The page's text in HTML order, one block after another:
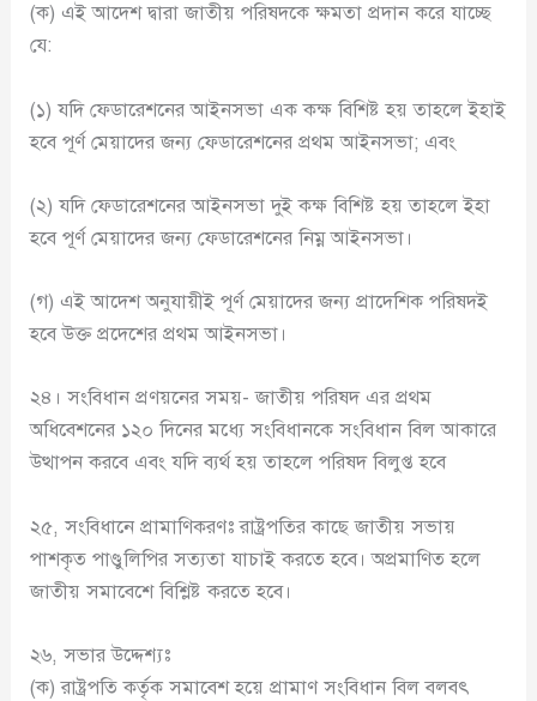
(ক) এই আদেশ দ্বারা জাতীয় পরিষদকে ক্ষমতা প্রদান করে যাচ্ছে
যে:
(১) যদি ফেডারেশনের আইনসভা এক কক্ষ বিশিষ্ট হয় তাহলে ইহাই
হবে পূর্ণ মেয়াদের জন্য ফেডারেশনের প্রথম আইনসভা; এবং
(২) যদি ফেডারেশনের আইনসভা দুই কক্ষ বিশিষ্ট হয় তাহলে ইহা
হবে পূর্ণ মেয়াদের জন্য ফেডারেশনের নিম্ন আইনসভা।
(গ) এই আদেশ অনুযায়ীই পূর্ণ মেয়াদের জন্য প্রাদেশিক পরিষদই
হবে উক্ত প্রদেশের প্রথম আইনসভা।
২৪। সংবিধান প্রণয়নের সময়- জাতীয় পরিষদ এর প্রথম
অধিবেশনের ১২০ দিনের মধ্যে সংবিধানকে সংবিধান বিল আকারে
উত্থাপন করবে এবং যদি ব্যর্থ হয় তাহলে পরিষদ বিলুপ্ত হবে
২৫, সংবিধানে প্রামাণিকরণঃ রাষ্ট্রপতির কাছে জাতীয় সভায়
পাশকৃত পাণ্ডুলিপির সত্যতা যাচাই করতে হবে। অপ্রমাণিত হলে
জাতীয় সমাবেশে বিশ্লিষ্ট করতে হবে।
২৬, সভার উদ্দেশ্যঃ
(ক) রাষ্ট্রপতি কর্তৃক সমাবেশ হয়ে প্রামাণ সংবিধান বিল বলবৎ